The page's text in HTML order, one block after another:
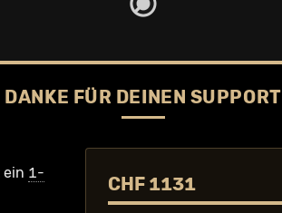
DANKE FÜR DEINEN SUPPORT
1-
CHF 1131